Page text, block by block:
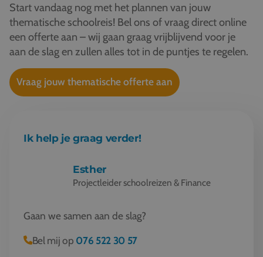
Start vandaag nog met het plannen van jouw
thematische schoolreis! Bel ons of vraag direct online
een offerte aan – wij gaan graag vrijblijvend voor je
aan de slag en zullen alles tot in de puntjes te regelen.
Vraag jouw thematische offerte aan
Ik help je graag verder!
Esther
Projectleider schoolreizen & Finance
Gaan we samen aan de slag?
Bel mij op 076 522 30 57